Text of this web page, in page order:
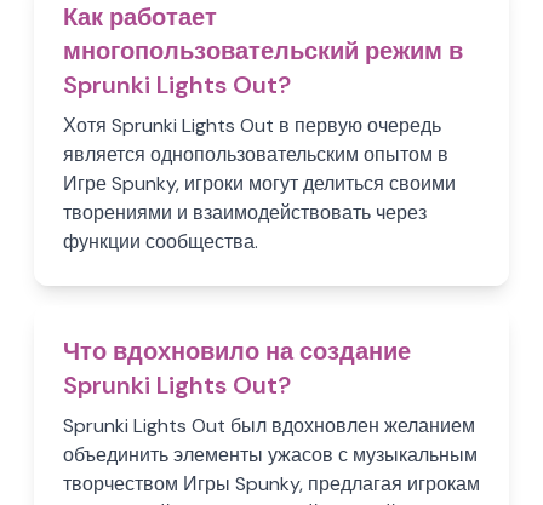
Как работает
многопользовательский режим в
Sprunki Lights Out?
Хотя Sprunki Lights Out в первую очередь
является однопользовательским опытом в
Игре Spunky, игроки могут делиться своими
творениями и взаимодействовать через
функции сообщества.
Что вдохновило на создание
Sprunki Lights Out?
Sprunki Lights Out был вдохновлен желанием
объединить элементы ужасов с музыкальным
творчеством Игры Spunky, предлагая игрокам